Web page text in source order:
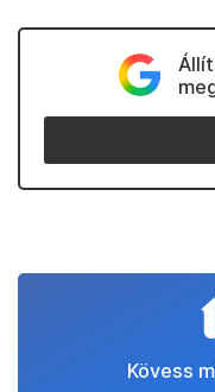
Kövess